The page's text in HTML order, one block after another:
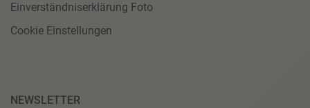
Einverständniserklärung Foto
Cookie Einstellungen
NEWSLETTER